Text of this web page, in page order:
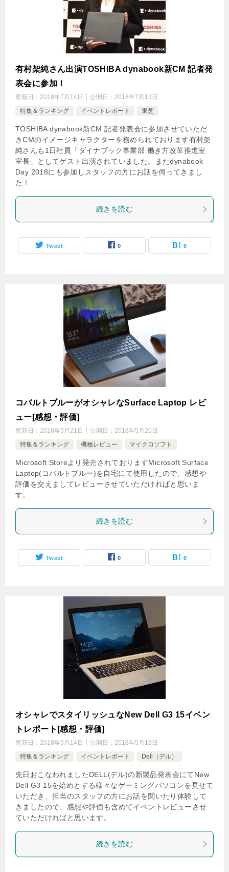
有村架純さん出演TOSHIBA dynabook新CM 記者発
表会に参加！
更新日： 2018年7月14日 公開日： 2018年7月13日
特集＆ランキング
イベントレポート 東芝
TOSHIBA dynabook新CM 記者発表会に参加させていただ
きCMのイメージキャラクターを務められております有村架
純さんも1日社員「ダイナブック事業部 働き方改革推進室
室長」としてゲスト出演されていました。またdynabook
Day 2018にも参加しスタッフの方にお話を伺ってきまし
た！
続きを読む
Tweet 0 0
コバルトブルーがオシャレなSurface Laptop レビ
ュー[感想・評価]
更新日： 2018年5月21日 公開日： 2018年5月20日
特集＆ランキング
機種レビュー マイクロソフト
Microsoft Storeより発売されておりますMicrosoft Surface
Laptop(コバルトブルー)を自宅にて使用したので、感想や
評価を交えましてレビューさせていただければと思いま
す。
続きを読む
Tweet 0 0
オシャレでスタイリッシュなNew Dell G3 15イベン
トレポート[感想・評価]
更新日： 2018年5月14日 公開日： 2018年5月13日
特集＆ランキング
イベントレポート Dell（デル）
先日おこなわれましたDELL(デル)の新製品発表会にてNew
Dell G3 15を始めとする様々なゲーミングパソコンを見せて
いただき、担当のスタッフの方にお話を聞いたり体験して
きましたので、感想や評価も含めてイベントレビューさせ
ていただければと思います。
続きを読む